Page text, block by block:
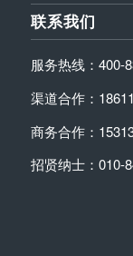
联系我们
服务热线：400-
渠道合作：
商务合作：
招贤纳士：010-